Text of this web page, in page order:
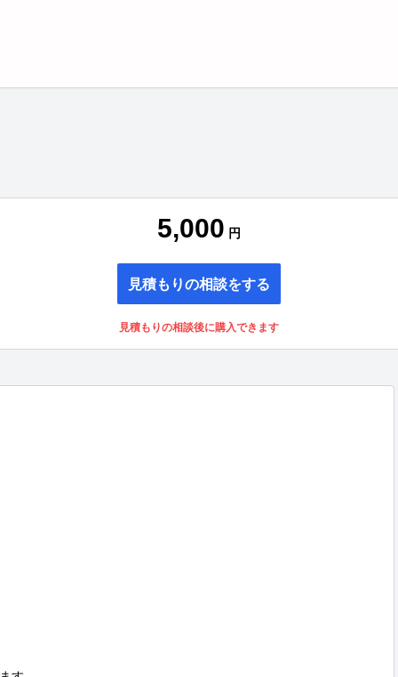
5,000 円
見積もりの相談をする
見積もりの相談後に購入できます